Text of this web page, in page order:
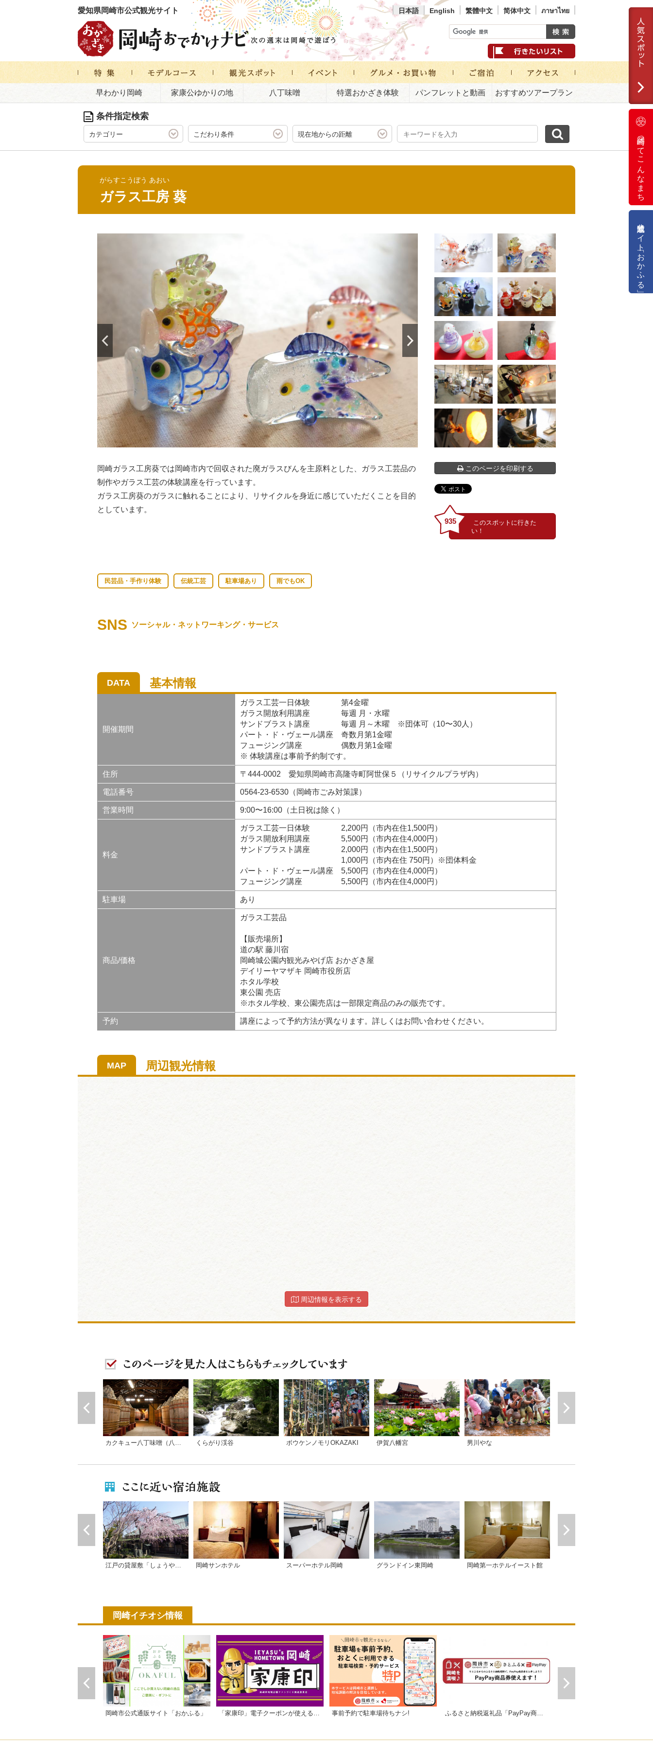
愛知県岡崎市公式観光サイト 日本語 English 繁體中文 简体中文 ภาษาไทย
早わかり岡崎 家康公ゆかりの地 八丁味噌 特選おかざき体験 パンフレットと動画 おすすめツアープラン
岡崎ってこんなまち
公式通販サイト「おかふる」
条件指定検索
カテゴリー こだわり条件 現在地からの距離
がらすこうぼう あおい
ガラス工房 葵
岡崎ガラス工房葵では岡崎市内で回収された廃ガラスびんを主原料とした、ガラス工芸品の
制作やガラス工芸の体験講座を行っています。
ガラス工房葵のガラスに触れることにより、リサイクルを身近に感じていただくことを目的
としています。
このページを印刷する
935
民芸品・手作り体験 伝統工芸 駐車場あり 雨でもOK
SNS ソーシャル・ネットワーキング・サービス
DATA 基本情報
開催期間
ガラス工芸一日体験 第4金曜
ガラス開放利用講座 毎週 月・水曜
サンドブラスト講座 毎週 月～木曜 ※団体可（10〜30人）
パート・ド・ヴェール講座 奇数月第1金曜
フュージング講座 偶数月第1金曜
※ 体験講座は事前予約制です。
住所 〒444-0002 愛知県岡崎市高隆寺町阿世保５（リサイクルプラザ内）
電話番号 0564-23-6530（岡崎市ごみ対策課）
営業時間 9:00〜16:00（土日祝は除く）
料金
ガラス工芸一日体験 2,200円（市内在住1,500円）
ガラス開放利用講座 5,500円（市内在住4,000円）
サンドブラスト講座 2,000円（市内在住1,500円）
1,000円（市内在住 750円）※団体料金
パート・ド・ヴェール講座 5,500円（市内在住4,000円）
フュージング講座 5,500円（市内在住4,000円）
駐車場 あり
商品/価格
ガラス工芸品
【販売場所】
道の駅 藤川宿
岡崎城公園内観光みやげ店 おかざき屋
デイリーヤマザキ 岡崎市役所店
ホタル学校
東公園 売店
※ホタル学校、東公園売店は一部限定商品のみの販売です。
予約 講座によって予約方法が異なります。詳しくはお問い合わせください。
MAP 周辺観光情報
周辺情報を表示する
カクキュー八丁味噌（八丁味噌の郷） くらがり渓谷 ボウケンノモリOKAZAKI 伊賀八幡宮 男川やな
岡崎サンホテル スーパーホテル岡崎 グランドイン東岡崎 岡崎第一ホテルイースト館
岡崎イチオシ情報
岡崎市公式通販サイト「おかふる」 「家康印」電子クーポンが使えるお店一覧 事前予約で駐車場待ちナシ! ふるさと納税返礼品「PayPay商品券」